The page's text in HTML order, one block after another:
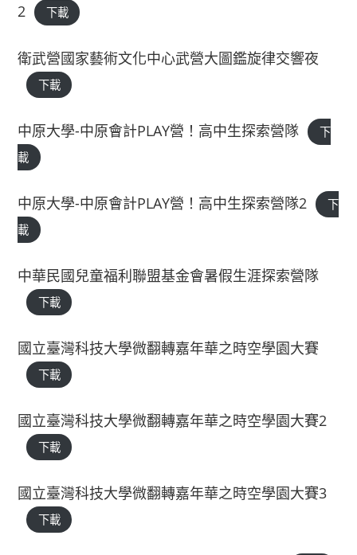
2
下載
衛武營國家藝術文化中心武營大圖鑑旋律交響夜
下載
中原大學-中原會計PLAY營！高中生探索營隊
下
載
中原大學-中原會計PLAY營！高中生探索營隊2
下
載
中華民國兒童福利聯盟基金會暑假生涯探索營隊
下載
國立臺灣科技大學微翻轉嘉年華之時空學園大賽
下載
國立臺灣科技大學微翻轉嘉年華之時空學園大賽2
下載
國立臺灣科技大學微翻轉嘉年華之時空學園大賽3
下載